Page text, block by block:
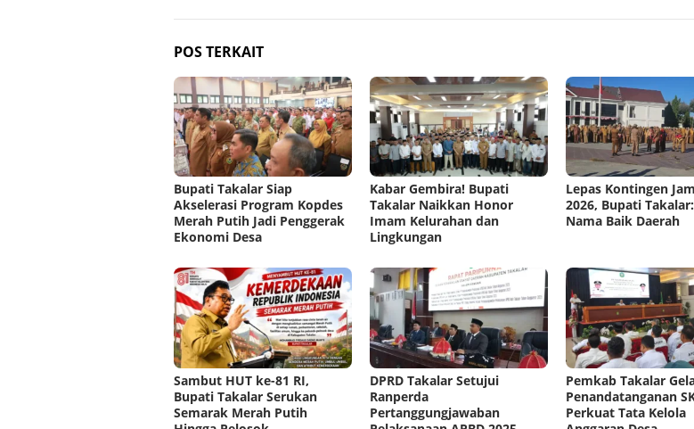
POS TERKAIT
Bupati Takalar Siap
Akselerasi Program Kopdes
Merah Putih Jadi Penggerak
Ekonomi Desa
Kabar Gembira! Bupati
Takalar Naikkan Honor
Imam Kelurahan dan
Lingkungan
Lepas Kontingen
2026, Bupati
Nama Baik Daerah
Sambut HUT ke-81 RI,
Bupati Takalar Serukan
Semarak Merah Putih
DPRD Takalar Setujui
Ranperda
Pertanggungjawaban
Pemkab Takalar
Penandatanganan
Perkuat Tata Kelola